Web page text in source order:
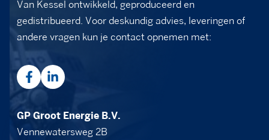
Van Kessel ontwikkeld, geproduceerd en
gedistribueerd. Voor deskundig advies, leveringen of
andere vragen kun je contact opnemen met:
GP Groot Energie B.V.
Vennewatersweg 2B